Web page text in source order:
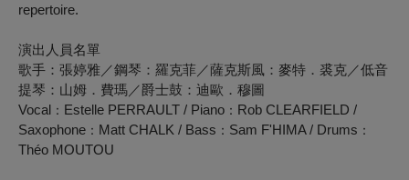
repertoire.
演出人員名單
歌手：張婷雅／鋼琴：羅克菲／薩克斯風：麥特．裘克／低音
提琴：山姆．費瑪／爵士鼓：迪歐．穆圖
Vocal ： Estelle PERRAULT / Piano ： Rob CLEARFIELD /
Saxophone ： Matt CHALK / Bass ： Sam F'HIMA / Drums ：
Théo MOUTOU